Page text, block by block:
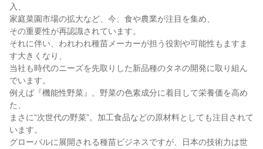
入、
家庭菜園市場の拡大など、今、食や農業が注目を集め、
その重要性が再認識されています。
それに伴い、われわれ種苗メーカーが担う役割や可能性もますま
す大きくなり、
当社も時代のニーズを先取りした新品種のタネの開発に取り組ん
でいます。
例えば『機能性野菜』。野菜の色素成分に着目して栄養価を高め
た、
まさに“次世代の野菜”。加工食品などの原材料としても注目されて
います。
グローバルに展開される種苗ビジネスですが、日本の技術力は世